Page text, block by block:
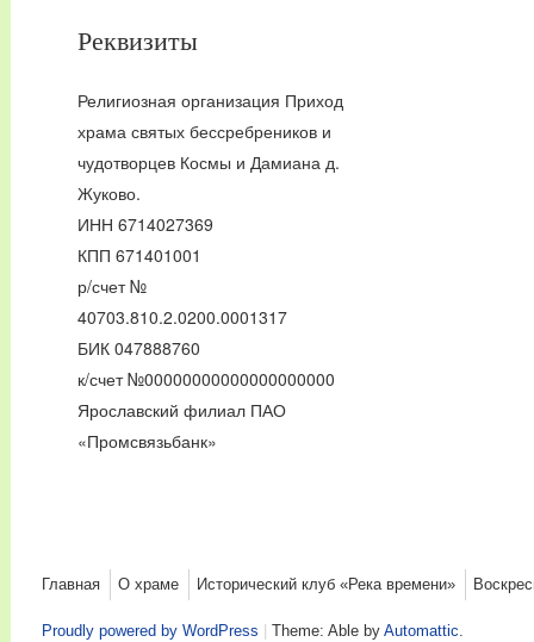
Реквизиты
Религиозная организация Приход
храма святых бессребреников и
чудотворцев Космы и Дамиана д.
Жуково.
ИНН 6714027369
КПП 671401001
р/счет №
40703.810.2.0200.0001317
БИК 047888760
к/счет №00000000000000000000
Ярославский филиал ПАО
«Промсвязьбанк»
Menu
Главная О храме Исторический клуб «Река времени»
Proudly powered by WordPress Theme: Able by Automattic.